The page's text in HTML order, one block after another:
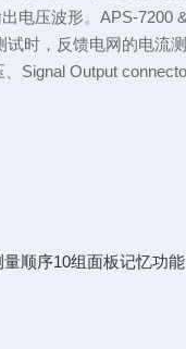
压波形。APS-7200
时，反馈电网的电流测
Signal Output
顺序10组面板记忆功能